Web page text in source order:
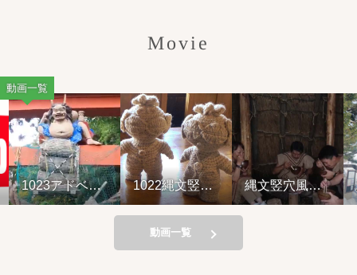
Movie
動画一覧
1023アドベン
チャーライド&
1022縄文竪穴
風住居設営と
縄文竪穴風住
居設営と縄文
動画一覧